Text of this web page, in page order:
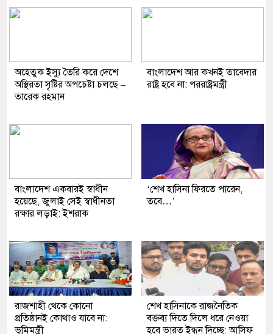
অহেতুক ইস্যু তৈরি করে দেশে
অস্থিরতা সৃষ্টির অপচেষ্টা চলছে –
তারেক রহমান
বাংলাদেশ আর কখনই তাবেদার
রাষ্ট্র হবে না: পররাষ্ট্রমন্ত্রী
বাংলাদেশ একবারই স্বাধীন
হয়েছে, জুলাই সেই স্বাধীনতা
রক্ষার লড়াই: ইশরাক
‘শেখ হাসিনা ফিরতে পারেন,
তবে…’
রাজশাহী থেকে কোনো
প্রতিষ্ঠানই কোথাও যাবে না:
ভূমিমন্ত্রী
শেখ হাসিনাকে রাজনৈতিক
বক্তব্য দিতে দিলে ধরে নেওয়া
হবে ভারত ইন্ধন দিচ্ছে: আসিফ